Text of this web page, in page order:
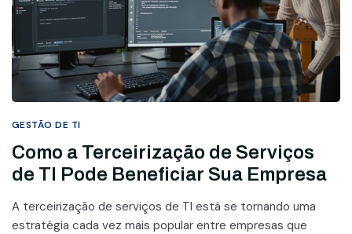
GESTÃO DE TI
Como a Terceirização de Serviços
de TI Pode Beneficiar Sua Empresa
A terceirização de serviços de TI está se tornando uma
estratégia cada vez mais popular entre empresas que